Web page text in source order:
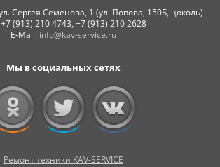
Сергея Семенова, 1 (ул. Попова, 150Б, цоколь)
(913) 210 4743, +7 (913) 210 2628
E-Mail: info@kav-service.ru
Мы в социальных сетях
Ремонт техники KAV-SERVICE